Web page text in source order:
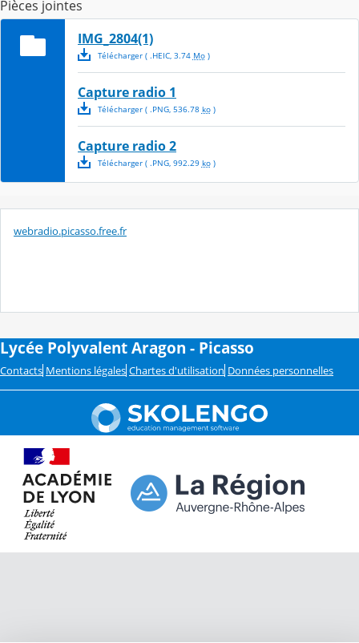
Pièces jointes
IMG_2804(1)
Télécharger( .HEIC, 3.74 Mo)
Capture radio 1
Télécharger( .PNG, 536.78 ko)
Capture radio 2
Télécharger( .PNG, 992.29 ko)
webradio.picasso.free.fr
Lycée Polyvalent Aragon - Picasso
Contacts Mentions légales Chartes d'utilisation Données personnelles